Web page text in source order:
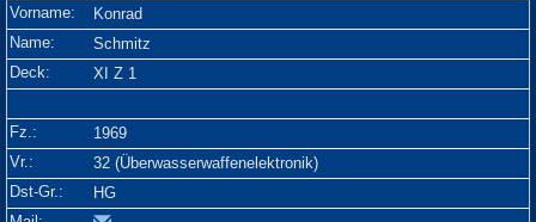
Konrad
Schmitz
XI Z 1
1969
32 (Überwasserwaffenelektronik)
HG